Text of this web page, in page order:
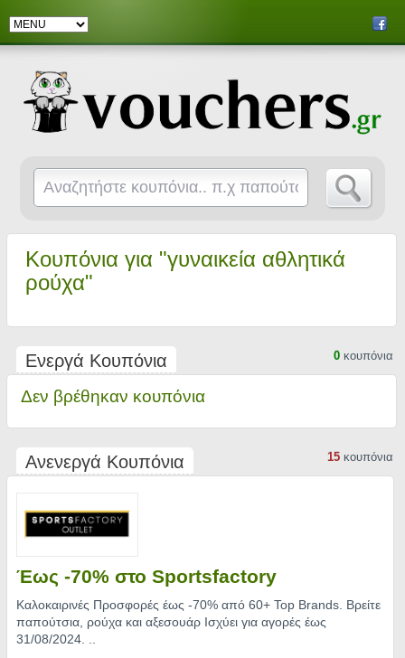
Κουπόνια για "γυναικεία αθλητικά
ρούχα"
Ενεργά Κουπόνια 0κουπόνια
Δεν βρέθηκαν κουπόνια
Ανενεργά Κουπόνια 15κουπόνια
Έως -70% στο Sportsfactory
Καλοκαιρινές Προσφορές έως -70% από 60+ Top Brands. Βρείτε
παπούτσια, ρούχα και αξεσουάρ Ισχύει για αγορές έως
31/08/2024.